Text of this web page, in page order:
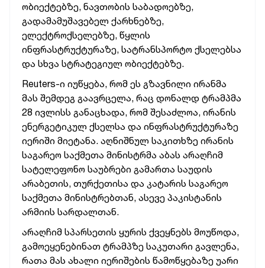
ობიექტებზე, ნავთობის საბადოებზე,
გადამამუშავებელ ქარხნებზე,
ელექტროქსელებზე, წყლის
ინფრასტრუქტურაზე, სატრანსპორტო ქსელებსა
და სხვა სტრატეგიულ ობიექტებზე.
Reuters-ი იუწყება, რომ ეს გზავნილი ირანმა
მას შემდეგ გაავრცელა, რაც დონალდ ტრამპმა
28 ივლისს განაცხადა, რომ შესაძლოა, ირანის
ენერგეტიკულ ქსელსა და ინფრასტრუქტურაზე
იერიში მიეტანა. აღნიშნულ საკითხზე ირანის
საგარეო საქმეთა მინისტრმა აბას არაღჩიმ
სატელეფონო საუბრები გამართა საუდის
არაბეთის, თურქეთისა და კატარის საგარეო
საქმეთა მინისტრებთან, ასევე პაკისტანის
არმიის სარდალთან.
არაღჩიმ სპარსეთის ყურის ქვეყნებს მოუწოდა,
გამოეყენებინათ ტრამპზე საკუთარი გავლენა,
რათა მას ახალი იერიშების წამოწყებაზე უარი